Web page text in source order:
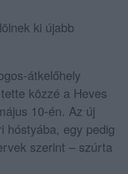
ki újabb
átkelőhely
közzé a Heves
10-én. Az új
hóstyába, egy pedig
szerint – szúrta